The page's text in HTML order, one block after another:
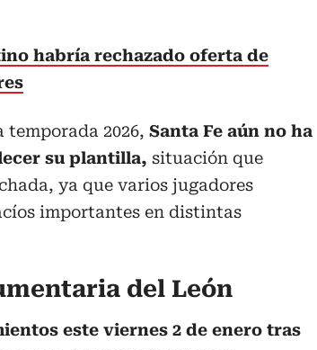
habría rechazado oferta de
2026, Santa Fe aún no ha
su plantilla, situación que
ya que varios jugadores
importantes en distintas
del León
este viernes 2 de enero tras